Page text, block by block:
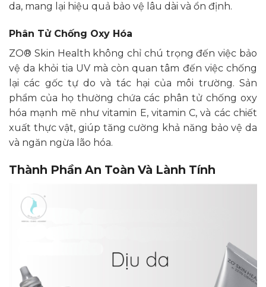
da, mang lại hiệu quả bảo vệ lâu dài và ổn định.
Phân Tử Chống Oxy Hóa
ZO® Skin Health không chỉ chú trọng đến việc bảo
vệ da khỏi tia UV mà còn quan tâm đến việc chống
lại các gốc tự do và tác hại của môi trường. Sản
phẩm của họ thường chứa các phân tử chống oxy
hóa mạnh mẽ như vitamin E, vitamin C, và các chiết
xuất thực vật, giúp tăng cường khả năng bảo vệ da
và ngăn ngừa lão hóa.
Thành Phần An Toàn Và Lành Tính